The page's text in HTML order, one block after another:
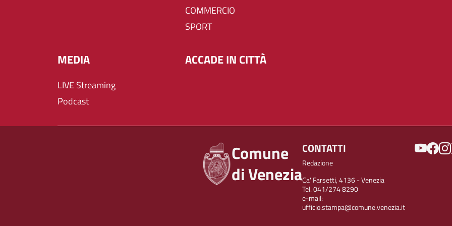
COMMERCIO
SPORT
MEDIA
LIVE Streaming
Podcast
ACCADE IN CITTÀ
Comune
di Venezia
CONTATTI
Redazione
Ca' Farsetti, 4136 - Venezia
Tel. 041/274 8290
e-mail:
ufficio.stampa@comune.venezia.it